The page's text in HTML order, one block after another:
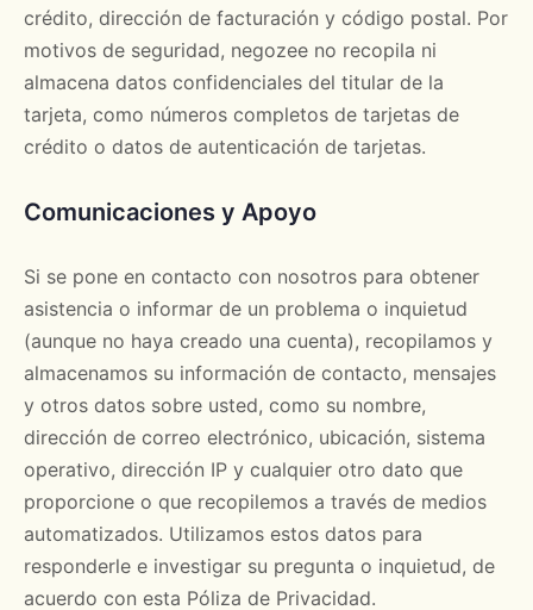
crédito, dirección de facturación y código postal. Por
motivos de seguridad, negozee no recopila ni
almacena datos confidenciales del titular de la
tarjeta, como números completos de tarjetas de
crédito o datos de autenticación de tarjetas.
Comunicaciones y Apoyo
Si se pone en contacto con nosotros para obtener
asistencia o informar de un problema o inquietud
(aunque no haya creado una cuenta), recopilamos y
almacenamos su información de contacto, mensajes
y otros datos sobre usted, como su nombre,
dirección de correo electrónico, ubicación, sistema
operativo, dirección IP y cualquier otro dato que
proporcione o que recopilemos a través de medios
automatizados. Utilizamos estos datos para
responderle e investigar su pregunta o inquietud, de
acuerdo con esta Póliza de Privacidad.